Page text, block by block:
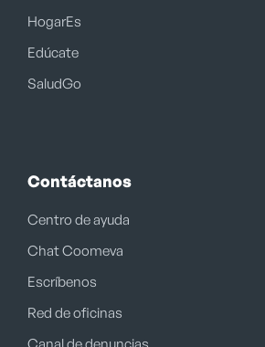
HogarEs
Edúcate
SaludGo
Contáctanos
Centro de ayuda
Chat Coomeva
Escríbenos
Red de oficinas